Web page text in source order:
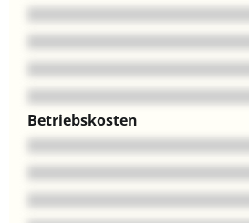
Betriebskosten